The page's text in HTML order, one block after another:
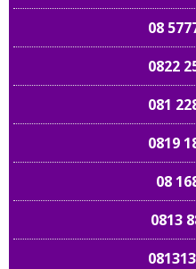
08
0822
081
0819
08
0813